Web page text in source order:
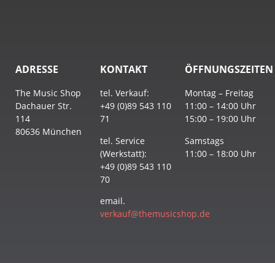
ADRESSE
The Music Shop
Dachauer Str.
114
80636 München
KONTAKT
tel. Verkauf:
+49 (0)89 543 110
71
tel. Service
(Werkstatt):
+49 (0)89 543 110
70
email.
verkauf@themusicshop.de
ÖFFNUNGSZEITEN
Montag – Freitag
11:00 – 14:00 Uhr
15:00 – 19:00 Uhr
Samstags
11:00 – 18:00 Uhr